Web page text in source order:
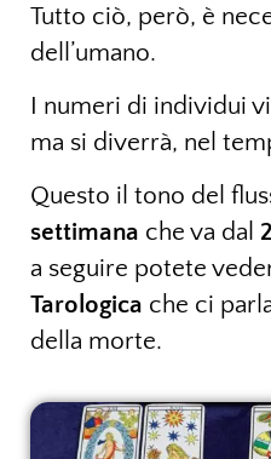
Tutto ciò, però, è
dell’umano.
I numeri di individui
ma si diverrà, nel
Questo il tono del
settimana che va dal
a seguire potete
Tarologica che ci
della morte.